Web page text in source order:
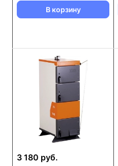
В корзину
3 180 руб.